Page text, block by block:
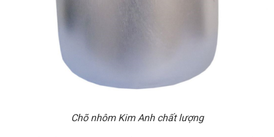
Chõ nhôm Kim Anh chất lượng